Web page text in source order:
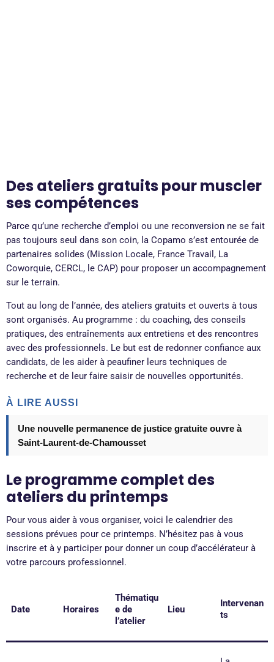
Des ateliers gratuits pour muscler
ses compétences
Parce qu’une recherche d’emploi ou une reconversion ne se fait
pas toujours seul dans son coin, la Copamo s’est entourée de
partenaires solides (Mission Locale, France Travail, La
Coworquie, CERCL, le CAP) pour proposer un accompagnement
sur le terrain.
Tout au long de l’année, des ateliers gratuits et ouverts à tous
sont organisés. Au programme : du coaching, des conseils
pratiques, des entraînements aux entretiens et des rencontres
avec des professionnels. Le but est de redonner confiance aux
candidats, de les aider à peaufiner leurs techniques de
recherche et de leur faire saisir de nouvelles opportunités.
À LIRE AUSSI
Une nouvelle permanence de justice gratuite ouvre à
Saint-Laurent-de-Chamousset
Le programme complet des
ateliers du printemps
Pour vous aider à vous organiser, voici le calendrier des
sessions prévues pour ce printemps. N’hésitez pas à vous
inscrire et à y participer pour donner un coup d’accélérateur à
votre parcours professionnel.
Date Horaires
Thématiqu
e de
l’atelier
Lieu
Intervenan
ts